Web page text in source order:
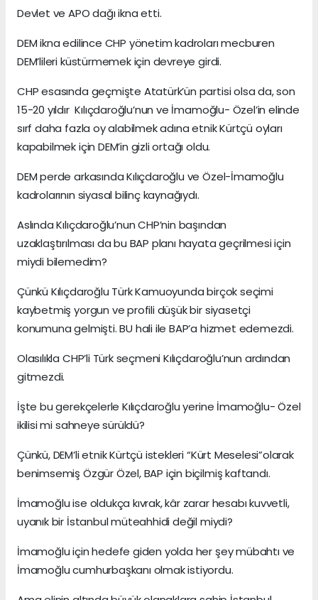
Devlet ve APO dağı ikna etti.
DEM ikna edilince CHP yönetim kadroları mecburen
DEM’lileri küstürmemek için devreye girdi.
CHP esasında geçmişte Atatürk’ün partisi olsa da, son
15-20 yıldır Kılıçdaroğlu’nun ve İmamoğlu- Özel’in elinde
sırf daha fazla oy alabilmek adına etnik Kürtçü oyları
kapabilmek için DEM’in gizli ortağı oldu.
DEM perde arkasında Kılıçdaroğlu ve Özel-İmamoğlu
kadrolarının siyasal bilinç kaynağıydı.
Aslında Kılıçdaroğlu’nun CHP’nin başından
uzaklaştırılması da bu BAP planı hayata geçrilmesi için
miydi bilemedim?
Çünkü Kılıçdaroğlu Türk Kamuoyunda birçok seçimi
kaybetmiş yorgun ve profili düşük bir siyasetçi
konumuna gelmişti. BU hali ile BAP’a hizmet edemezdi.
Olasılıkla CHP’li Türk seçmeni Kılıçdaroğlu’nun ardından
gitmezdi.
İşte bu gerekçelerle Kılıçdaroğlu yerine İmamoğlu- Özel
ikilisi mi sahneye sürüldü?
Çünkü, DEM’li etnik Kürtçü istekleri “Kürt Meselesi”olarak
benimsemiş Özgür Özel, BAP için biçilmiş kaftandı.
İmamoğlu ise oldukça kıvrak, kâr zarar hesabı kuvvetli,
uyanık bir İstanbul müteahhidi değil miydi?
İmamoğlu için hedefe giden yolda her şey mübahtı ve
İmamoğlu cumhurbaşkanı olmak istiyordu.